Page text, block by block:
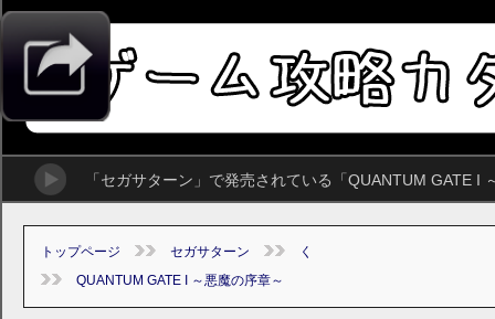
「セガサターン」で発売されている「QUANTUM GATE
トップページ セガサターン
く
QUANTUM GATE I ～悪魔の序章～